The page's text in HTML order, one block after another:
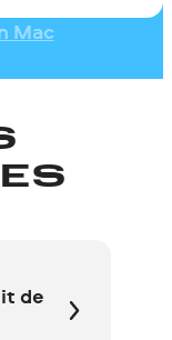
Mac
de